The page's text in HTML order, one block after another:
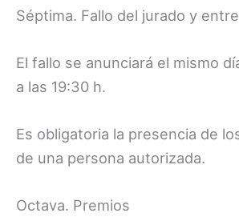
Séptima. Fallo del jurado y
El fallo se anunciará el mismo
a las 19:30 h.
Es obligatoria la presencia de
de una persona autorizada.
Octava. Premios